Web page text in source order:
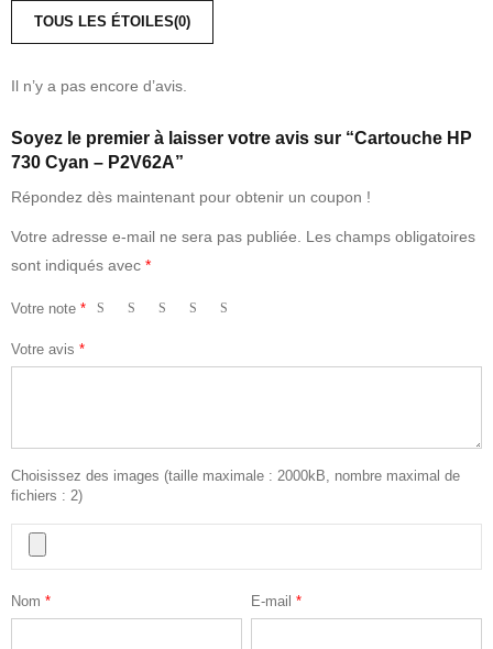
TOUS LES ÉTOILES(0)
Il n’y a pas encore d’avis.
Soyez le premier à laisser votre avis sur “Cartouche HP
730 Cyan – P2V62A”
Répondez dès maintenant pour obtenir un coupon !
Votre adresse e-mail ne sera pas publiée.
Les champs obligatoires
sont indiqués avec *
Votre note *
Votre avis *
Choisissez des images (taille maximale : 2000kB, nombre maximal de
fichiers : 2)
Nom * E-mail*